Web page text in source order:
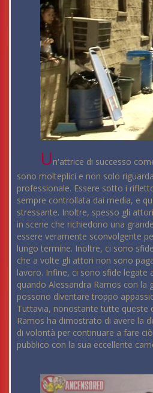
Un'attrice di successo
sono molteplici e non solo
professionale. Essere sotto i
sempre controllata dai media, e
stressante. Inoltre, spesso gli
in scene che richiedono una
essere veramente sconvolgente
lungo termine. Inoltre, ci sono
che a volte gli attori non sono
lavoro. Infine, ci sono sfide legate
quando Alessandra Ramos con la
possono diventare troppo
Tuttavia, nonostante tutte queste
Ramos ha dimostrato di avere la
di volontà per continuare a fare
pubblico con la sua eccellente